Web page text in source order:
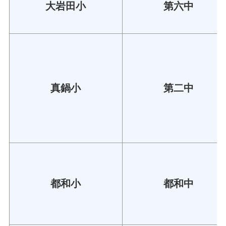
大岩田小 第六中
真鍋小 第二中
都和小 都和中